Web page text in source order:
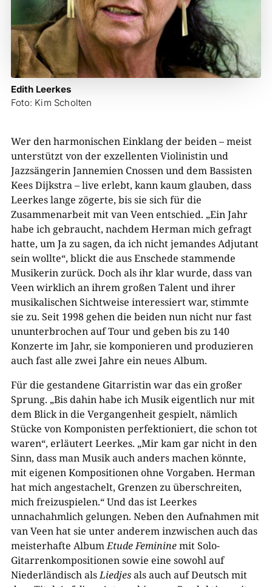
Edith Leerkes
Foto: Kim Scholten
Wer den harmonischen Einklang der beiden – meist
unterstützt von der exzellenten Violinistin und
Jazzsängerin Jannemien Cnossen und dem Bassisten
Kees Dijkstra – live erlebt, kann kaum glauben, dass
Leerkes lange zögerte, bis sie sich für die
Zusammenarbeit mit van Veen entschied. „Ein Jahr
habe ich gebraucht, nachdem Herman mich gefragt
hatte, um Ja zu sagen, da ich nicht jemandes Adjutant
sein wollte“, blickt die aus Enschede stammende
Musikerin zurück. Doch als ihr klar wurde, dass van
Veen wirklich an ihrem großen Talent und ihrer
musikalischen Sichtweise interessiert war, stimmte
sie zu. Seit 1998 gehen die beiden nun nicht nur fast
ununterbrochen auf Tour und geben bis zu 140
Konzerte im Jahr, sie komponieren und produzieren
auch fast alle zwei Jahre ein neues Album.
Für die gestandene Gitarristin war das ein großer
Sprung. „Bis dahin habe ich Musik eigentlich nur mit
dem Blick in die Vergangenheit gespielt, nämlich
Stücke von Komponisten perfektioniert, die schon tot
waren“, erläutert Leerkes. „Mir kam gar nicht in den
Sinn, dass man Musik auch anders machen könnte,
mit eigenen Kompositionen ohne Vorgaben. Herman
hat mich angestachelt, Grenzen zu überschreiten,
mich freizuspielen.“ Und das ist Leerkes
unnachahmlich gelungen. Neben den Aufnahmen mit
van Veen hat sie unter anderem inzwischen auch das
meisterhafte AlbumEtude Femininemit Solo-
Gitarrenkompositionen sowie eine sowohl auf
Niederländisch alsLiedjesals auch auf Deutsch mit